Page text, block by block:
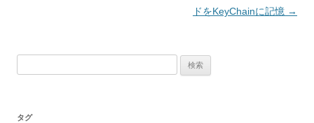
ドをKeyChainに記憶 →
タグ